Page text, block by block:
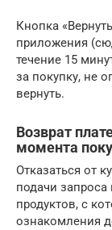
Кнопка
приложения
течение 15
за покупку, не
вернуть.
Возврат
момента
Отказаться от
подачи запроса
продуктов, с
ознакомления